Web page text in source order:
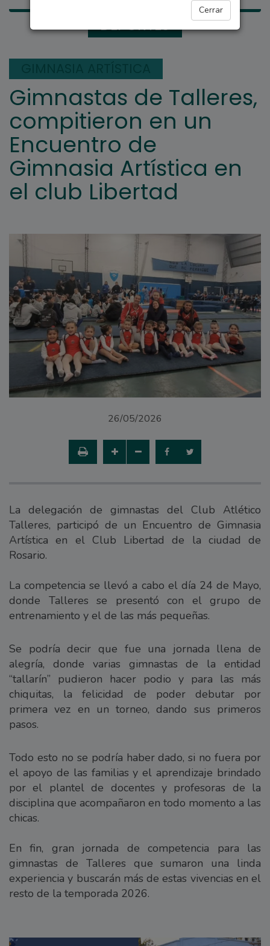
Cerrar
DEPORTES
Gimnastas de Talleres,
compitieron en un
Encuentro de
Gimnasia Artística en
el club Libertad
26/05/2026
La delegación de gimnastas del Club Atlético
Talleres, participó de un Encuentro de Gimnasia
Artística en el Club Libertad de la ciudad de
Rosario.
La competencia se llevó a cabo el día 24 de Mayo,
donde Talleres se presentó con el grupo de
entrenamiento y el de las más pequeñas.
Se podría decir que fue una jornada llena de
alegría, donde varias gimnastas de la entidad
“tallarín” pudieron hacer podio y para las más
chiquitas, la felicidad de poder debutar por
primera vez en un torneo, dando sus primeros
pasos.
Todo esto no se podría haber dado, si no fuera por
el apoyo de las familias y el aprendizaje brindado
por el plantel de docentes y profesoras de la
disciplina que acompañaron en todo momento a las
chicas.
En fin, gran jornada de competencia para las
gimnastas de Talleres que sumaron una linda
experiencia y buscarán más de estas vivencias en el
resto de la temporada 2026.